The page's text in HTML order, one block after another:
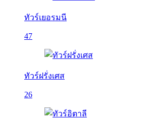
ทัวร์เยอรมนี
47
ทัวร์ฝรั่งเศส
26